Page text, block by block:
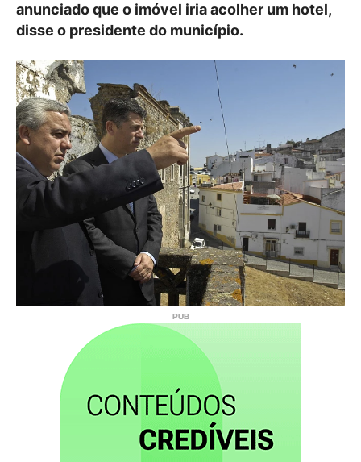
anunciado que o imóvel iria acolher um hotel,
disse o presidente do município.